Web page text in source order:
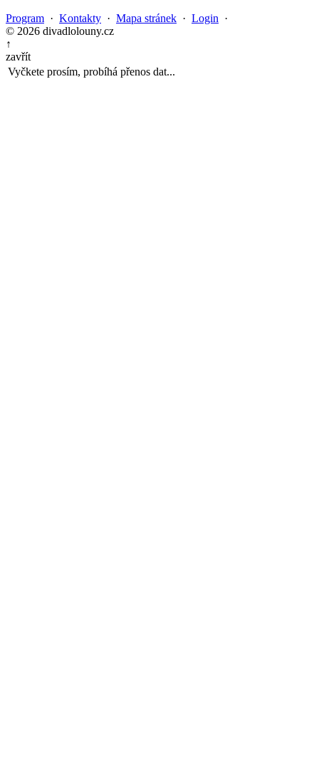
Program · Kontakty · Mapa stránek · Login ·
© 2026 divadlolouny.cz
↑
zavřít
Vyčkete prosím, probíhá přenos dat...